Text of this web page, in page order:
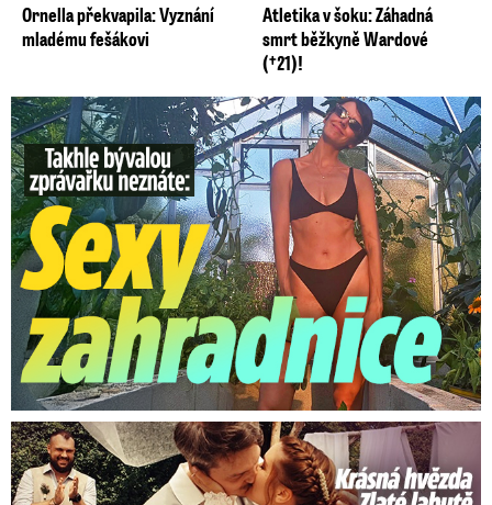
Ornella překvapila: Vyznání
mladému fešákovi
Atletika v šoku: Záhadná
smrt běžkyně Wardové
(†21)!
Takhle slavnou moderátorku neznáte: Lašková pečuje o ...
Krásná hvězda Zlaté labutě a Ulice: Romantická svatba